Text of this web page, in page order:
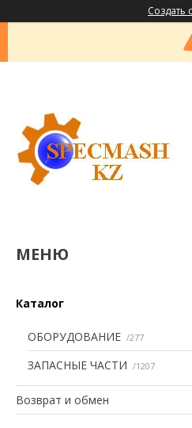
Создать
Каталог
ОБОРУДОВАНИЕ 277
ЗАПАСНЫЕ ЧАСТИ 1207
Возврат и обмен